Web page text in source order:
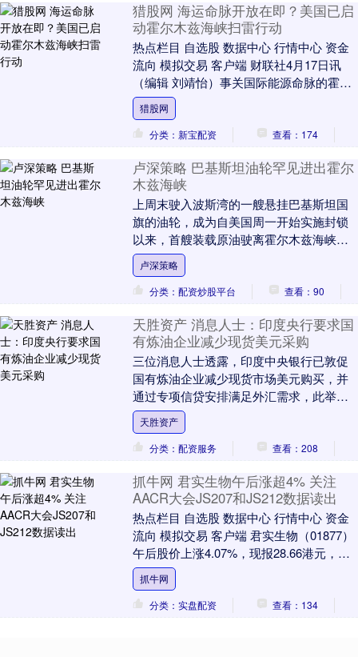
猎股网 海运命脉开放在即？美国已启
动霍尔木兹海峡扫雷行动
热点栏目 自选股 数据中心 行情中心 资金
流向 模拟交易 客户端 财联社4月17日讯
（编辑 刘靖怡）事关国际能源命脉的霍尔
木兹海峡，在经历伊朗和美国先后封锁之
后....
猎股网
分类：新宝配资
查看：174
卢深策略 巴基斯坦油轮罕见进出霍尔
木兹海峡
上周末驶入波斯湾的一艘悬挂巴基斯坦国
旗的油轮，成为自美国周一开始实施封锁
以来，首艘装载原油驶离霍尔木兹海峡的
船只，凸显出这一关键航道的通行量依旧
极为有限。船舶追....
卢深策略
分类：配资炒股平台
查看：90
天胜资产 消息人士：印度央行要求国
有炼油企业减少现货美元采购
三位消息人士透露，印度中央银行已敦促
国有炼油企业减少现货市场美元购买，并
通过专项信贷安排满足外汇需求，此举重
启了俄乌冲突初期曾采用的、用以缓解卢
比压力的相关措施....
天胜资产
分类：配资服务
查看：208
抓牛网 君实生物午后涨超4% 关注
AACR大会JS207和JS212数据读出
热点栏目 自选股 数据中心 行情中心 资金
流向 模拟交易 客户端 君实生物（01877）
午后股价上涨4.07%，现报28.66港元，成
交额1.23亿港元。 全球....
抓牛网
分类：实盘配资
查看：134